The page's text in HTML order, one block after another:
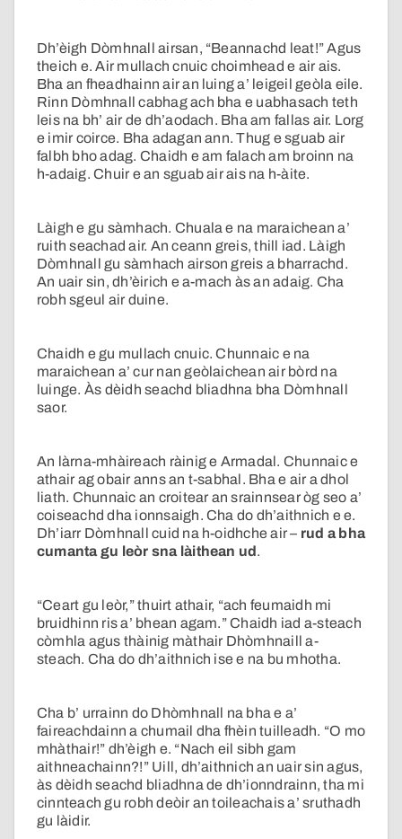
Dh’èigh Dòmhnall airsan, “Beannachd leat!” Agus
theich e. Air mullach cnuic choimhead e air ais.
Bha an fheadhainn air an luing a’ leigeil geòla eile.
Rinn Dòmhnall cabhag ach bha e uabhasach teth
leis na bh’ air de dh’aodach. Bha am fallas air. Lorg
e imir coirce. Bha adagan ann. Thug e sguab air
falbh bho adag. Chaidh e am falach am broinn na
h-adaig. Chuir e an sguab air ais na h-àite.
Làigh e gu sàmhach. Chuala e na maraichean a’
ruith seachad air. An ceann greis, thill iad. Làigh
Dòmhnall gu sàmhach airson greis a bharrachd.
An uair sin, dh’èirich e a-mach às an adaig. Cha
robh sgeul air duine.
Chaidh e gu mullach cnuic. Chunnaic e na
maraichean a’ cur nan geòlaichean air bòrd na
luinge. Às dèidh seachd bliadhna bha Dòmhnall
saor.
An làrna-mhàireach ràinig e Armadal. Chunnaic e
athair ag obair anns an t-sabhal. Bha e air a dhol
liath. Chunnaic an croitear an srainnsear òg seo a’
coiseachd dha ionnsaigh. Cha do dh’aithnich e e.
Dh’iarr Dòmhnall cuid na h-oidhche air – rud a bha
cumanta gu leòr sna làithean ud.
“Ceart gu leòr,” thuirt athair, “ach feumaidh mi
bruidhinn ris a’ bhean agam.” Chaidh iad a-steach
còmhla agus thàinig màthair Dhòmhnaill a-
steach. Cha do dh’aithnich ise e na bu mhotha.
Cha b’ urrainn do Dhòmhnall na bha e a’
faireachdainn a chumail dha fhèin tuilleadh. “O mo
mhàthair!” dh’èigh e. “Nach eil sibh gam
aithneachainn?!” Uill, dh’aithnich an uair sin agus,
às dèidh seachd bliadhna de dh’ionndrainn, tha mi
cinnteach gu robh deòir an toileachais a’ sruthadh
gu làidir.